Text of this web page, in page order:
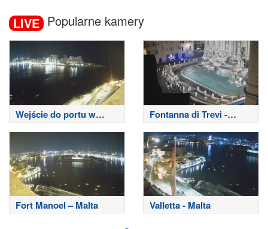
LIVE Popularne kamery
Wejście do portu w
Sliemie
Fontanna di Trevi -
Rzym
Fort Manoel – Malta Valletta - Malta